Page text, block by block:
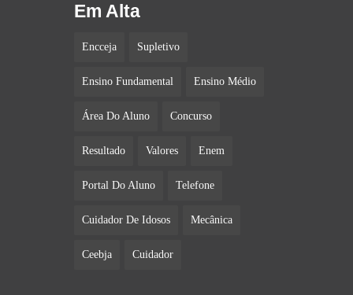
Em Alta
Encceja Supletivo
Ensino Fundamental Ensino Médio
Área Do Aluno Concurso
Resultado Valores Enem
Portal Do Aluno Telefone
Cuidador De Idosos Mecânica
Ceebja Cuidador